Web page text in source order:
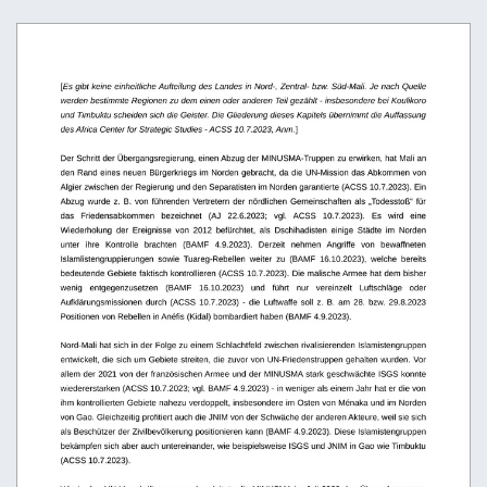
[Es gibt keine einheitliche Aufteilung des Landes in Nord-, Zentral- bzw. Süd-Mali. Je nach Quelle
werden bestimmte Regionen zu dem einen oder anderen Teil gezählt - insbesondere bei Koulikoro
und Timbuktu scheiden sich die Geister. Die Gliederung dieses Kapitels übernimmt die Auffassung
des Africa Center for Strategic Studies - ACSS 10.7.2023, Anm.]
Der Schritt der Übergangsregierung, einen Abzug der MINUSMA-Truppen zu erwirken, hat Mali an
den Rand eines neuen Bürgerkriegs im Norden gebracht, da die UN-Mission das Abkommen von
Algier zwischen der Regierung und den Separatisten im Norden garantierte (ACSS 10.7.2023). Ein
Abzug wurde z. B. von führenden Vertretern der nördlichen Gemeinschaften als „Todesstoß“ für
das   Friedensabkommen   bezeichnet   (AJ   22.6.2023;   vgl.   ACSS   10.7.2023).   Es   wird   eine
Wiederholung   der   Ereignisse   von   2012   befürchtet,   als   Dschihadisten   einige   Städte   im   Norden
unter   ihre   Kontrolle   brachten   (BAMF   4.9.2023).   Derzeit   nehmen   Angriffe   von   bewaffneten
Islamlistengruppierungen   sowie   Tuareg-Rebellen   weiter   zu   (BAMF   16.10.2023),   welche   bereits
bedeutende Gebiete faktisch kontrollieren (ACSS 10.7.2023). Die malische Armee hat dem bisher
wenig   entgegenzusetzen   (BAMF   16.10.2023)   und   führt   nur   vereinzelt   Luftschläge   oder
Aufklärungsmissionen durch (ACSS 10.7.2023) - die Luftwaffe soll z. B. am 28. bzw. 29.8.2023
Positionen von Rebellen in Anéfis (Kidal) bombardiert haben (BAMF 4.9.2023).
Nord-Mali hat sich in der Folge zu einem Schlachtfeld zwischen rivalisierenden Islamistengruppen
entwickelt, die sich um Gebiete streiten, die zuvor von UN-Friedenstruppen gehalten wurden. Vor
allem der 2021 von der französischen Armee und der MINUSMA stark geschwächte ISGS konnte
wiedererstarken (ACSS 10.7.2023; vgl. BAMF 4.9.2023) - in weniger als einem Jahr hat er die von
ihm kontrollierten Gebiete nahezu verdoppelt, insbesondere im Osten von Ménaka und im Norden
von Gao. Gleichzeitig profitiert auch die JNIM von der Schwäche der anderen Akteure, weil sie sich
als Beschützer der Zivilbevölkerung positionieren kann (BAMF 4.9.2023). Diese Islamistengruppen
bekämpfen sich aber auch untereinander, wie beispielsweise ISGS und JNIM in Gao wie Timbuktu
(ACSS 10.7.2023).